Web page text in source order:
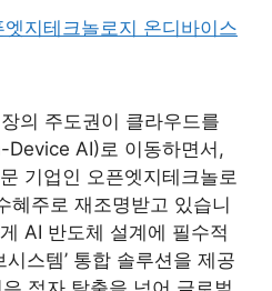
의 주도권이 클라우드를
Device AI)로 이동하면서,
기업인 오픈엣지테크놀로
혜주로 재조명받고 있습니
AI 반도체 설계에 필수적
시스템’ 통합 솔루션을 제공